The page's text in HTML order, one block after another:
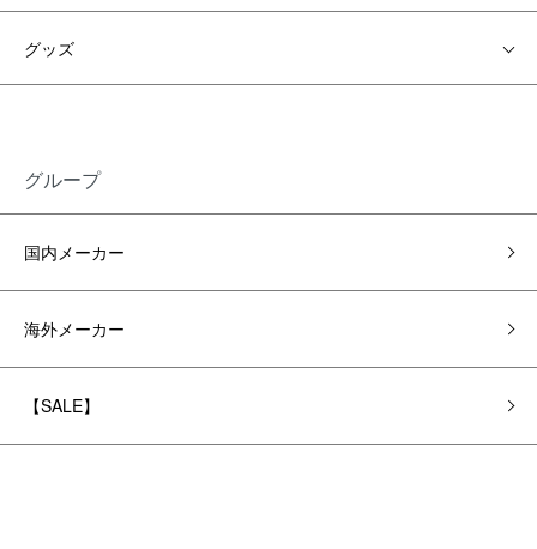
グッズ
グループ
国内メーカー
海外メーカー
【SALE】